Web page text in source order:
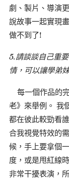
劇、製片、導演
說故事一起實現
做不到了!
5.請談談自己重
情，可以讓學弟
每一個作品的
老》來舉例。 我
都在彼此較勁看
合我視覺特效的
候，手上要拿個
度，或是甩紅線
非常干擾表演，